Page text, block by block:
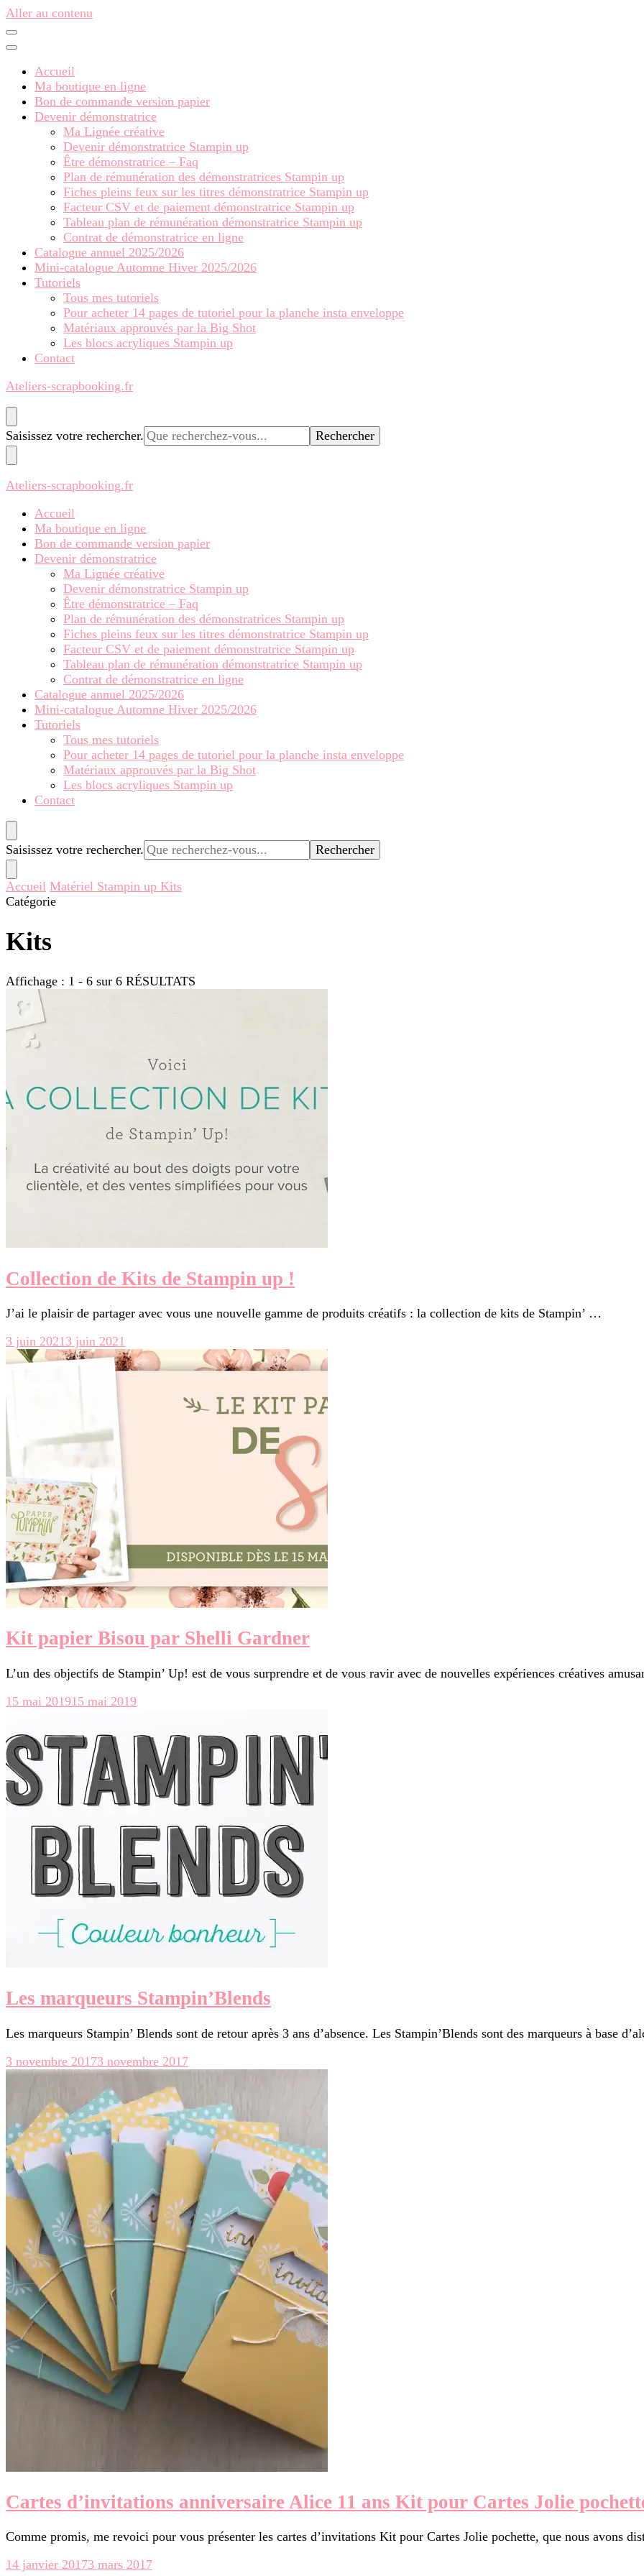
Aller au contenu
Accueil
Ma boutique en ligne
Bon de commande version papier
Devenir démonstratrice
Ma Lignée créative
Devenir démonstratrice Stampin up
Être démonstratrice – Faq
Plan de rémunération des démonstratrices Stampin up
Fiches pleins feux sur les titres démonstratrice Stampin up
Facteur CSV et de paiement démonstratrice Stampin up
Tableau plan de rémunération démonstratrice Stampin up
Contrat de démonstratrice en ligne
Catalogue annuel 2025/2026
Mini-catalogue Automne Hiver 2025/2026
Tutoriels
Tous mes tutoriels
Pour acheter 14 pages de tutoriel pour la planche insta enveloppe
Matériaux approuvés par la Big Shot
Les blocs acryliques Stampin up
Contact
Ateliers-scrapbooking.fr
Vous
recherchiez
quelque
chose ?
Saisissez votre rechercher.
Ateliers-scrapbooking.fr
Accueil
Ma boutique en ligne
Bon de commande version papier
Devenir démonstratrice
Ma Lignée créative
Devenir démonstratrice Stampin up
Être démonstratrice – Faq
Plan de rémunération des démonstratrices Stampin up
Fiches pleins feux sur les titres démonstratrice Stampin up
Facteur CSV et de paiement démonstratrice Stampin up
Tableau plan de rémunération démonstratrice Stampin up
Contrat de démonstratrice en ligne
Catalogue annuel 2025/2026
Mini-catalogue Automne Hiver 2025/2026
Tutoriels
Tous mes tutoriels
Pour acheter 14 pages de tutoriel pour la planche insta enveloppe
Matériaux approuvés par la Big Shot
Les blocs acryliques Stampin up
Contact
Vous
recherchiez
quelque
chose ?
Saisissez votre rechercher.
Accueil Matériel Stampin up Kits
Catégorie
Kits
Affichage : 1 - 6 sur 6 RÉSULTATS
Collection de Kits de Stampin up !
J’ai le plaisir de partager avec vous une nouvelle gamme de produits créatifs : la collection de kits de Stampin’ …
3 juin 20213 juin 2021
Kit papier Bisou par Shelli Gardner
L’un des objectifs de Stampin’ Up! est de vous surprendre et de vous ravir avec de nouvelles expériences créatives
15 mai 201915 mai 2019
Les marqueurs Stampin’Blends
Les marqueurs Stampin’ Blends sont de retour après 3 ans d’absence. Les Stampin’Blends sont des marqueurs à base
3 novembre 20173 novembre 2017
Cartes d’invitations anniversaire Alice 11 ans Kit pour Cartes Jolie
Comme promis, me revoici pour vous présenter les cartes d’invitations Kit pour Cartes Jolie pochette, que nous avons
14 janvier 20173 mars 2017